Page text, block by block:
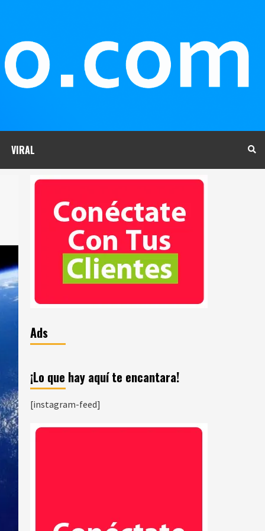
VIRAL
Ads
¡Lo que hay aquí te encantara!
[instagram-feed]